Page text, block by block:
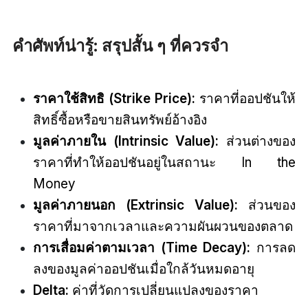
คำศัพท์น่ารู้: สรุปสั้น ๆ ที่ควรจำ
ราคาใช้สิทธิ (Strike Price): ราคาที่ออปชันให้
สิทธิ์ซื้อหรือขายสินทรัพย์อ้างอิง
มูลค่าภายใน (Intrinsic Value): ส่วนต่างของ
ราคาที่ทำให้ออปชันอยู่ในสถานะ In the
Money
มูลค่าภายนอก (Extrinsic Value): ส่วนของ
ราคาที่มาจากเวลาและความผันผวนของตลาด
การเสื่อมค่าตามเวลา (Time Decay): การลด
ลงของมูลค่าออปชันเมื่อใกล้วันหมดอายุ
Delta: ค่าที่วัดการเปลี่ยนแปลงของราคา